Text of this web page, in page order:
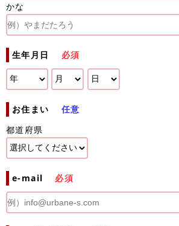
かな
生年月日 必須
お住まい
任意
都道府県
e-mail 必須